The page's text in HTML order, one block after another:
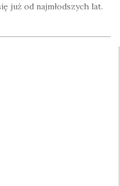
już od najmłodszych lat.